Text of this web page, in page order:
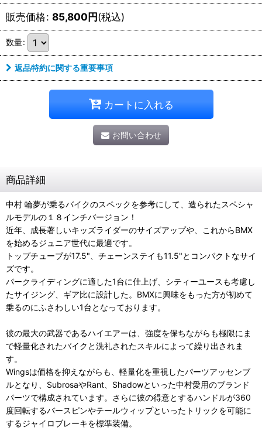
販売価格: 85,800円(税込)
数量:
返品特約に関する重要事項
カートに入れる
お問い合わせ
商品詳細
中村 輪夢が乗るバイクのスペックを参考にして、造られたスペシャ
ルモデルの１８インチバージョン！
近年、成長著しいキッズライダーのサイズアップや、これからBMX
を始めるジュニア世代に最適です。
トップチューブが17.5"、チェーンステイも11.5"とコンパクトなサイ
ズです。
パークライディングに適した1台に仕上げ、シティーユースも考慮し
たサイジング、ギア比に設計した。BMXに興味をもった方が初めて
乗るのにふさわしい1台となっております。
彼の最大の武器であるハイエアーは、強度を保ちながらも極限にま
で軽量化されたバイクと洗礼されたスキルによって繰り出されま
す。
Wingsは価格を抑えながらも、軽量化を重視したパーツアッセンブ
ルとなり、SubrosaやRant、Shadowといった中村愛用のブランド
パーツで構成されています。さらに彼の得意とするハンドルが360
度回転するバースピンやテールウィップといったトリックを可能に
するジャイロブレーキを標準装備。